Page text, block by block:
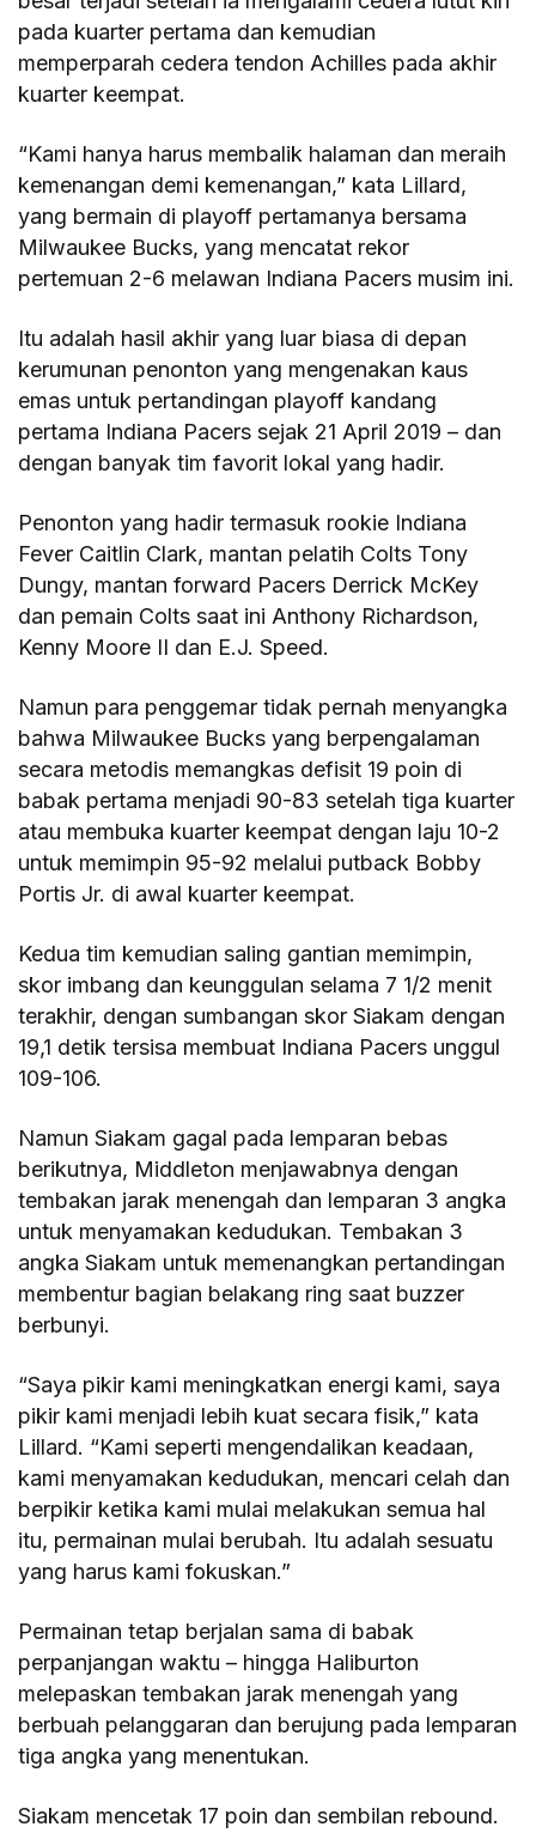
pada kuarter pertama dan kemudian
memperparah cedera tendon Achilles pada akhir
kuarter keempat.
“Kami hanya harus membalik halaman dan meraih
kemenangan demi kemenangan,” kata Lillard,
yang bermain di playoff pertamanya bersama
Milwaukee Bucks, yang mencatat rekor
pertemuan 2-6 melawan Indiana Pacers musim ini.
Itu adalah hasil akhir yang luar biasa di depan
kerumunan penonton yang mengenakan kaus
emas untuk pertandingan playoff kandang
pertama Indiana Pacers sejak 21 April 2019 – dan
dengan banyak tim favorit lokal yang hadir.
Penonton yang hadir termasuk rookie Indiana
Fever Caitlin Clark, mantan pelatih Colts Tony
Dungy, mantan forward Pacers Derrick McKey
dan pemain Colts saat ini Anthony Richardson,
Kenny Moore II dan E.J. Speed.
Namun para penggemar tidak pernah menyangka
bahwa Milwaukee Bucks yang berpengalaman
secara metodis memangkas defisit 19 poin di
babak pertama menjadi 90-83 setelah tiga kuarter
atau membuka kuarter keempat dengan laju 10-2
untuk memimpin 95-92 melalui putback Bobby
Portis Jr. di awal kuarter keempat.
Kedua tim kemudian saling gantian memimpin,
skor imbang dan keunggulan selama 7 1/2 menit
terakhir, dengan sumbangan skor Siakam dengan
19,1 detik tersisa membuat Indiana Pacers unggul
109-106.
Namun Siakam gagal pada lemparan bebas
berikutnya, Middleton menjawabnya dengan
tembakan jarak menengah dan lemparan 3 angka
untuk menyamakan kedudukan. Tembakan 3
angka Siakam untuk memenangkan pertandingan
membentur bagian belakang ring saat buzzer
berbunyi.
“Saya pikir kami meningkatkan energi kami, saya
pikir kami menjadi lebih kuat secara fisik,” kata
Lillard. “Kami seperti mengendalikan keadaan,
kami menyamakan kedudukan, mencari celah dan
berpikir ketika kami mulai melakukan semua hal
itu, permainan mulai berubah. Itu adalah sesuatu
yang harus kami fokuskan.”
Permainan tetap berjalan sama di babak
perpanjangan waktu – hingga Haliburton
melepaskan tembakan jarak menengah yang
berbuah pelanggaran dan berujung pada lemparan
tiga angka yang menentukan.
Siakam mencetak 17 poin dan sembilan rebound.